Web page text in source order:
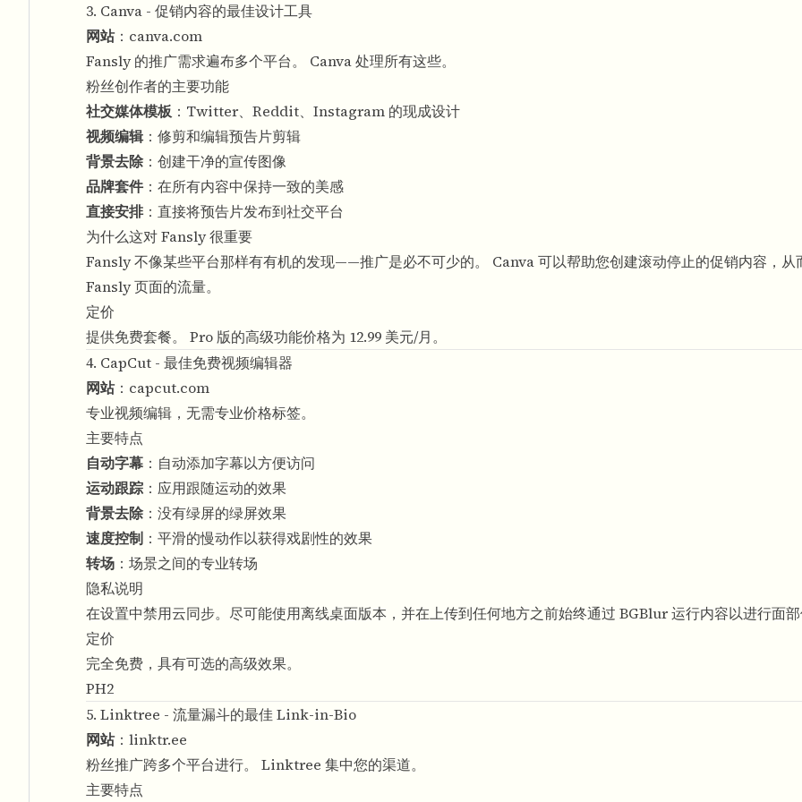
3. Canva - 促销内容的最佳设计工具
网站： canva.com
Fansly 的推广需求遍布多个平台。 Canva 处理所有这些。
粉丝创作者的主要功能
社交媒体模板 ：Twitter、Reddit、Instagram 的现成设计
视频编辑：修剪和编辑预告片剪辑
背景去除 ：创建干净的宣传图像
品牌套件：在所有内容中保持一致的美感
直接安排：直接将预告片发布到社交平台
为什么这对 Fansly 很重要
Fansly 不像某些平台那样有有机的发现——推广是必不可少的。 Canva 可以帮助您创建滚动停止的促销内容，从
Fansly 页面的流量。
定价
提供免费套餐。 Pro 版的高级功能价格为 12.99 美元/月。
4. CapCut - 最佳免费视频编辑器
网站： capcut.com
专业视频编辑，无需专业价格标签。
主要特点
自动字幕 ：自动添加字幕以方便访问
运动跟踪 ：应用跟随运动的效果
背景去除 ：没有绿屏的绿屏效果
速度控制 ：平滑的慢动作以获得戏剧性的效果
转场 ：场景之间的专业转场
隐私说明
在设置中禁用云同步。尽可能使用离线桌面版本，并在上传到任何地方之前始终通过 BGBlur 运行内容以进行面
定价
完全免费，具有可选的高级效果。
PH2
5. Linktree - 流量漏斗的最佳 Link-in-Bio
网站： linktr.ee
粉丝推广跨多个平台进行。 Linktree 集中您的渠道。
主要特点